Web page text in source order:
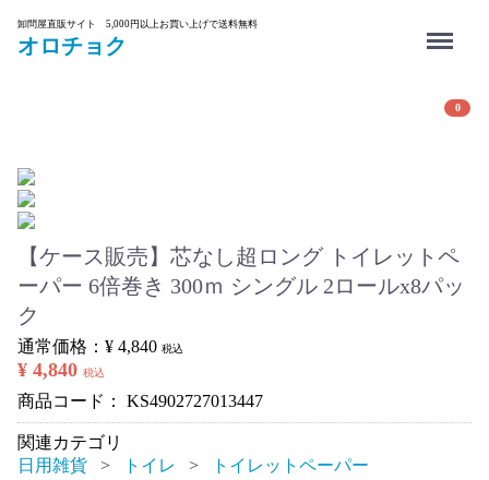
卸問屋直販サイト 5,000円以上お買い上げで送料無料
オロチョク
0
【ケース販売】芯なし超ロング トイレットペ
ーパー 6倍巻き 300ｍ シングル 2ロールx8パッ
ク
通常価格： ¥ 4,840 税込
¥ 4,840 税込
商品コード： KS4902727013447
関連カテゴリ
日用雑貨
トイレ
トイレットペーパー